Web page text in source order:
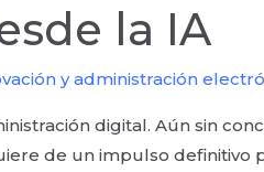
la IA
y administración
digital. Aún sin
de un impulso definitivo